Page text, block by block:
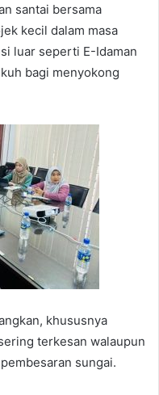
santai bersama
kecil dalam masa
luar seperti E-Idaman
bagi menyokong
khususnya
terkesan walaupun
sungai.